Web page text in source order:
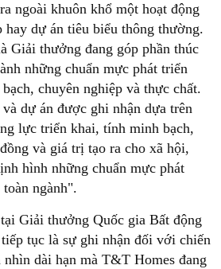
ngoài khuôn khổ một hoạt động
hay dự án tiêu biểu thông thường.
Giải thưởng đang góp phần thúc
những chuẩn mực phát triển
chuyên nghiệp và thực chất.
dự án được ghi nhận dựa trên
lực triển khai, tính minh bạch,
và giá trị tạo ra cho xã hội,
hình những chuẩn mực phát
ngành".
Giải thưởng Quốc gia Bất động
tục là sự ghi nhận đối với chiến
dài hạn mà T&T Homes đang